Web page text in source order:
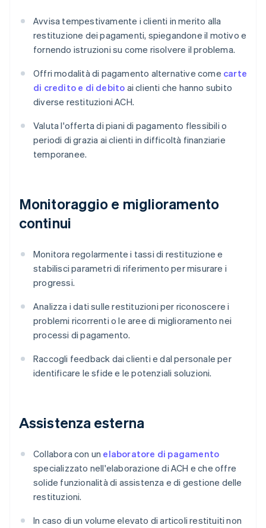
Avvisa tempestivamente i clienti in merito alla
restituzione dei pagamenti, spiegandone il motivo e
fornendo istruzioni su come risolvere il problema.
Offri modalità di pagamento alternative come carte
di credito e di debito ai clienti che hanno subito
diverse restituzioni ACH.
Valuta l'offerta di piani di pagamento flessibili o
periodi di grazia ai clienti in difficoltà finanziarie
temporanee.
Monitoraggio e miglioramento
continui
Monitora regolarmente i tassi di restituzione e
stabilisci parametri di riferimento per misurare i
progressi.
Analizza i dati sulle restituzioni per riconoscere i
problemi ricorrenti o le aree di miglioramento nei
processi di pagamento.
Raccogli feedback dai clienti e dal personale per
identificare le sfide e le potenziali soluzioni.
Assistenza esterna
Collabora con un elaboratore di pagamento
specializzato nell'elaborazione di ACH e che offre
solide funzionalità di assistenza e di gestione delle
restituzioni.
In caso di un volume elevato di articoli restituiti non